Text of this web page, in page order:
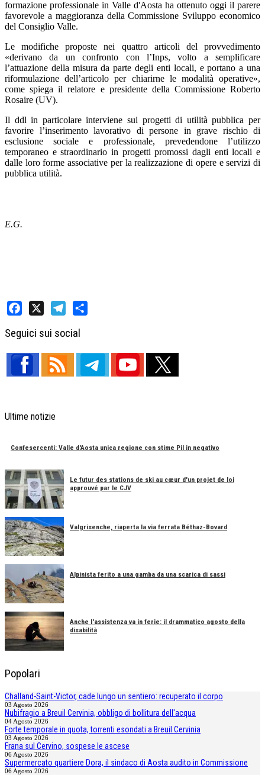
formazione professionale in Valle d'Aosta ha ottenuto oggi il parere
favorevole a maggioranza della Commissione Sviluppo economico
del Consiglio Valle.
Le modifiche proposte nei quattro articoli del provvedimento
«derivano da un confronto con l’Inps, volto a semplificare
l’attuazione della misura da parte degli enti locali, e portano a una
riformulazione dell’articolo per chiarirne le modalità operative»,
come spiega il relatore e presidente della Commissione Roberto
Rosaire (UV).
Il ddl in particolare interviene sui progetti di utilità pubblica per
favorire l’inserimento lavorativo di persone in grave rischio di
esclusione sociale e professionale, prevedendone l’utilizzo
temporaneo e straordinario in progetti promossi dagli enti locali e
dalle loro forme associative per la realizzazione di opere e servizi di
pubblica utilità.
E.G.
Seguici sui social
Ultime notizie
Confesercenti: Valle d'Aosta unica regione con stime Pil in negativo
Le futur des stations de ski au cœur d'un projet de loi
approuvé par le CJV
Valgrisenche, riaperta la via ferrata Béthaz-Bovard
Alpinista ferito a una gamba da una scarica di sassi
Anche l'assistenza va in ferie: il drammatico agosto della
disabilità
Popolari
Challand-Saint-Victor, cade lungo un sentiero: recuperato il corpo
03 Agosto 2026
Nubifragio a Breuil Cervinia, obbligo di bollitura dell'acqua
04 Agosto 2026
Forte temporale in quota, torrenti esondati a Breuil Cervinia
03 Agosto 2026
Frana sul Cervino, sospese le ascese
06 Agosto 2026
Supermercato quartiere Dora, il sindaco di Aosta audito in Commissione
06 Agosto 2026